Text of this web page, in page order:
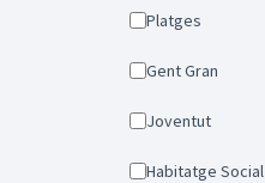
Platges
Gent Gran
Joventut
Habitatge Social